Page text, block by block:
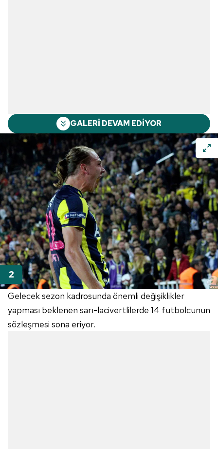
GALERİ DEVAM EDİYOR
Gelecek sezon kadrosunda önemli değişiklikler
yapması beklenen sarı-lacivertlilerde 14 futbolcunun
sözleşmesi sona eriyor.